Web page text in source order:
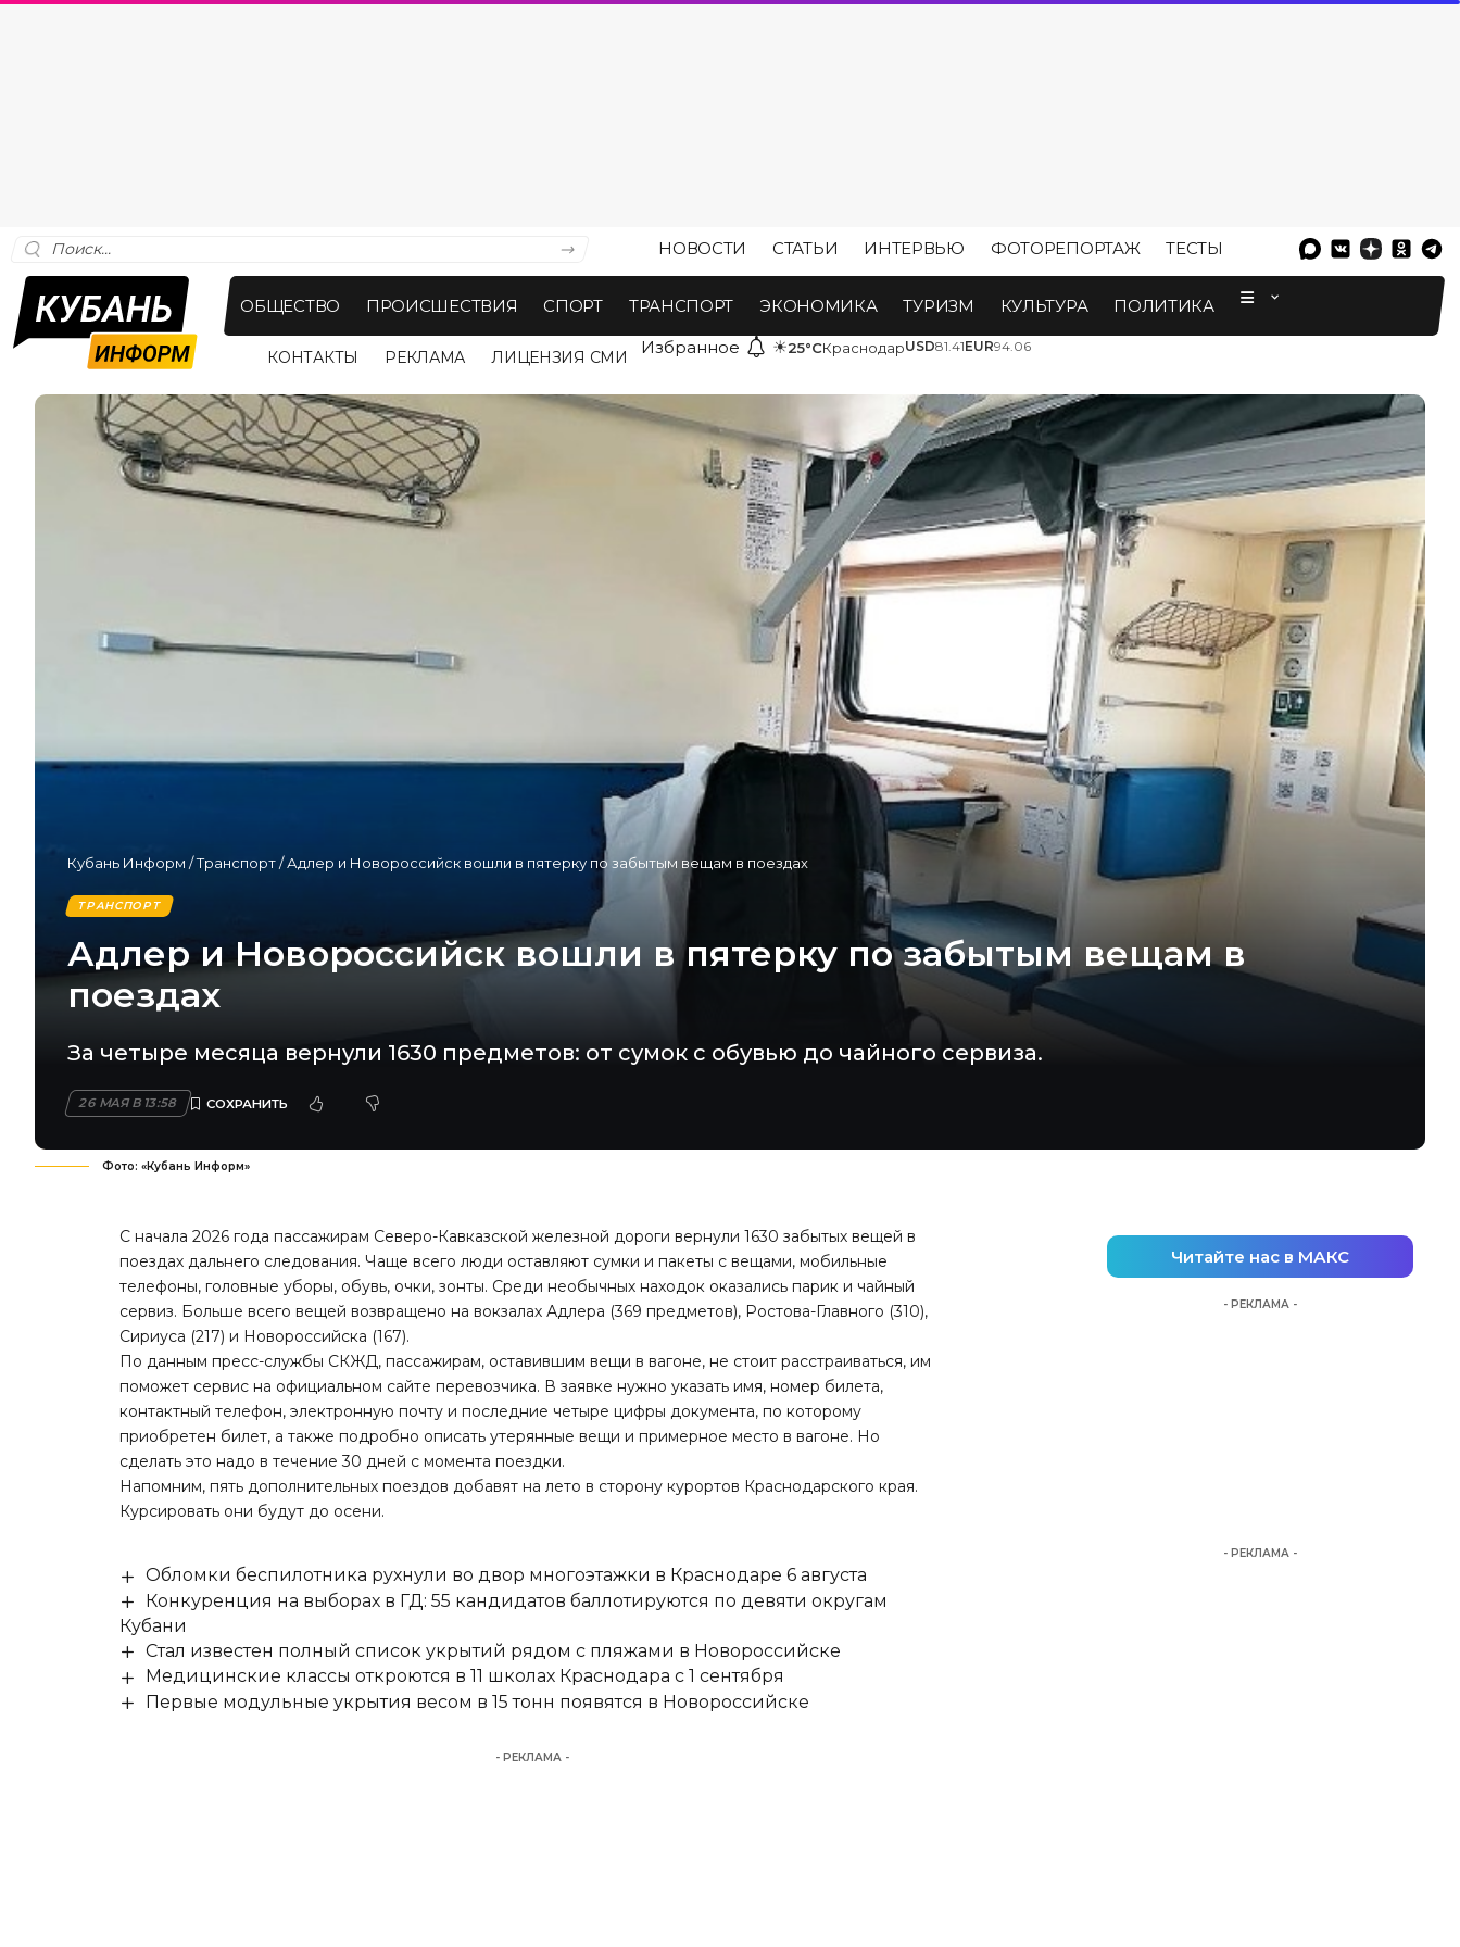
НОВОСТИ СТАТЬИ ИНТЕРВЬЮ ФОТОРЕПОРТАЖ ТЕСТЫ
ОБЩЕСТВО ПРОИСШЕСТВИЯ СПОРТ ТРАНСПОРТ ЭКОНОМИКА ТУРИЗМ КУЛЬТУРА ПОЛИТИКА
КОНТАКТЫ РЕКЛАМА ЛИЦЕНЗИЯ СМИ Избранное ☀25°CКраснодарUSD81.41EUR94.06
Кубань Информ /Транспорт/Адлер и Новороссийск вошли в пятерку по забытым вещам в поездах
ТРАНСПОРТ
Адлер и Новороссийск вошли в пятерку по забытым вещам в
поездах
За четыре месяца вернули 1630 предметов: от сумок с обувью до чайного сервиза.
26 МАЯ В 13:58
Фото: «Кубань Информ»
С начала 2026 года пассажирам Северо-Кавказской железной дороги вернули 1630 забытых вещей в
поездах дальнего следования. Чаще всего люди оставляют сумки и пакеты с вещами, мобильные
телефоны, головные уборы, обувь, очки, зонты. Среди необычных находок оказались парик и чайный
сервиз. Больше всего вещей возвращено на вокзалах Адлера (369 предметов), Ростова-Главного (310),
Сириуса (217) и Новороссийска (167).
По данным пресс-службы СКЖД, пассажирам, оставившим вещи в вагоне, не стоит расстраиваться, им
поможет сервис на официальном сайте перевозчика. В заявке нужно указать имя, номер билета,
контактный телефон, электронную почту и последние четыре цифры документа, по которому
приобретен билет, а также подробно описать утерянные вещи и примерное место в вагоне. Но
сделать это надо в течение 30 дней с момента поездки.
Напомним, пять дополнительных поездов добавят на лето в сторону курортов Краснодарского края.
Курсировать они будут до осени.
Обломки беспилотника рухнули во двор многоэтажки в Краснодаре 6 августа
Конкуренция на выборах в ГД: 55 кандидатов баллотируются по девяти округам
Кубани
Стал известен полный список укрытий рядом с пляжами в Новороссийске
Медицинские классы откроются в 11 школах Краснодара с 1 сентября
Первые модульные укрытия весом в 15 тонн появятся в Новороссийске
- РЕКЛАМА -
Читайте нас в МАКС
- РЕКЛАМА -
- РЕКЛАМА -